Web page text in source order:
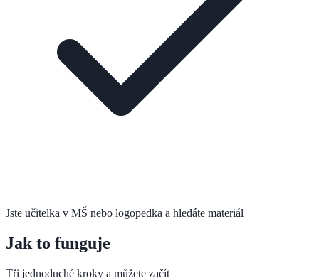
Jste učitelka v MŠ nebo logopedka a hledáte materiál
Jak to funguje
Tři jednoduché kroky a můžete začít